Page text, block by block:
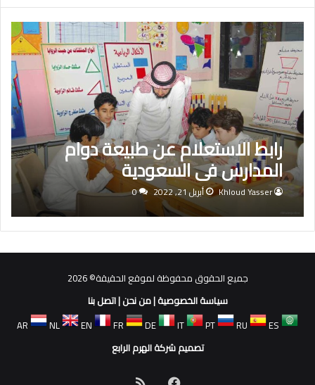
رابط الاستعلام عن طبيعة دوام
المدارس فى السعودية
Khloud Yasser أبريل 21, 2022 0
جميع الحقوق محفوظة لموقع الحقيقة© 2026
سياسة الخصوصية|من نحن|اتصل بنا
AR
NL EN FR DE IT PT RU
ES
تصميم شركة الهرم الرابع